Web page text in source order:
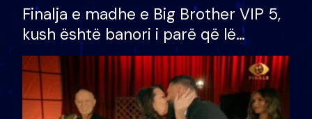
Finalja e madhe e Big Brother VIP 5,
kush është banori i parë që lë
shtëpinë dhe humb mundësinë për
të fituar çmimin e madh